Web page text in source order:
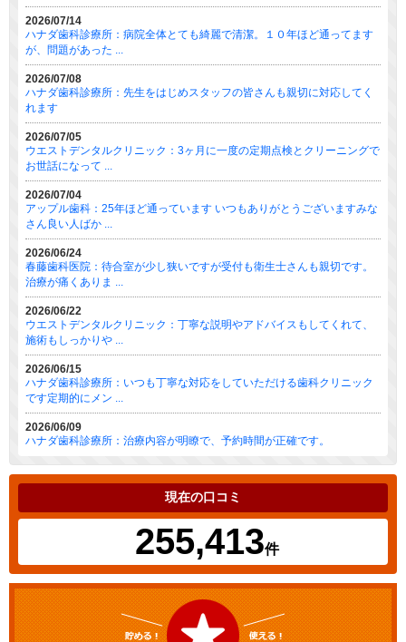
2026/07/14
ハナダ歯科診療所：病院全体とても綺麗で清潔。１０年ほど通ってます
が、問題があった ...
2026/07/08
ハナダ歯科診療所：先生をはじめスタッフの皆さんも親切に対応してく
れます
2026/07/05
ウエストデンタルクリニック：3ヶ月に一度の定期点検とクリーニングで
お世話になって ...
2026/07/04
アップル歯科：25年ほど通っています いつもありがとうございますみな
さん良い人ばか ...
2026/06/24
春藤歯科医院：待合室が少し狭いですが受付も衛生士さんも親切です。
治療が痛くありま ...
2026/06/22
ウエストデンタルクリニック：丁寧な説明やアドバイスもしてくれて、
施術もしっかりや ...
2026/06/15
ハナダ歯科診療所：いつも丁寧な対応をしていただける歯科クリニック
です定期的にメン ...
2026/06/09
ハナダ歯科診療所：治療内容が明瞭で、予約時間が正確です。
現在の口コミ
255,413件